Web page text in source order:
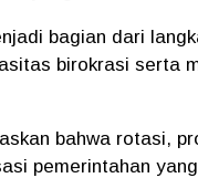
bagian dari
birokrasi serta
bahwa rotasi,
pemerintahan